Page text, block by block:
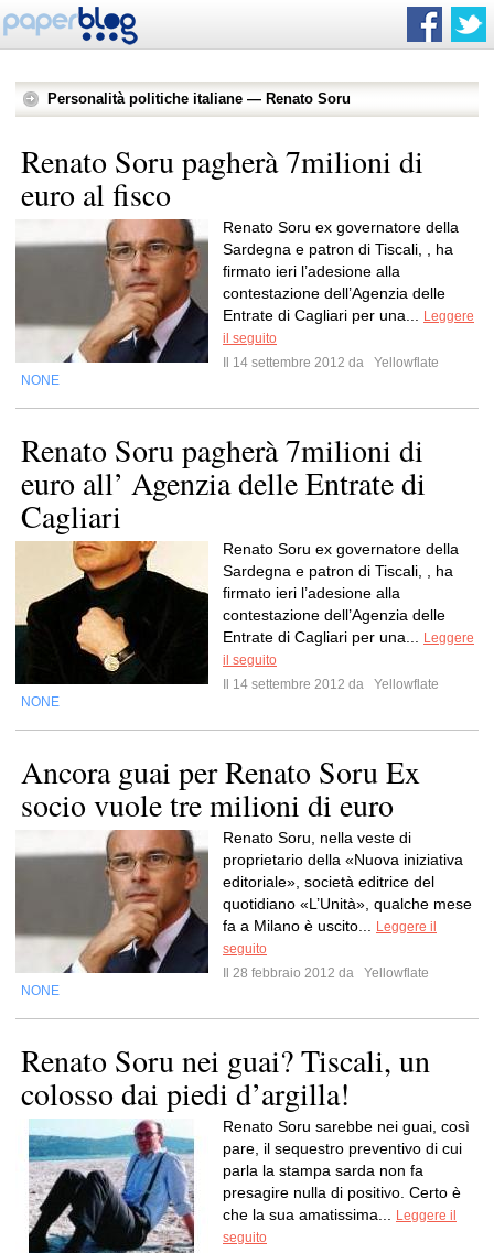
Personalità politiche italiane — Renato Soru
Renato Soru pagherà 7milioni di
euro al fisco
Renato Soru ex governatore della
Sardegna e patron di Tiscali, , ha
firmato ieri l’adesione alla
contestazione dell’Agenzia delle
Entrate di Cagliari per una...
Leggere
il seguito
Il 14 settembre 2012 da
Yellowflate
NONE
Renato Soru pagherà 7milioni di
euro all’ Agenzia delle Entrate di
Cagliari
Renato Soru ex governatore della
Sardegna e patron di Tiscali, , ha
firmato ieri l’adesione alla
contestazione dell’Agenzia delle
Entrate di Cagliari per una...
Leggere
il seguito
Il 14 settembre 2012 da
Yellowflate
NONE
Ancora guai per Renato Soru Ex
socio vuole tre milioni di euro
Renato Soru, nella veste di
proprietario della «Nuova iniziativa
editoriale», società editrice del
quotidiano «L’Unità», qualche mese
fa a Milano è uscito...
Leggere il
seguito
Il 28 febbraio 2012 da
Yellowflate
NONE
Renato Soru nei guai? Tiscali, un
colosso dai piedi d’argilla!
Renato Soru sarebbe nei guai, così
pare, il sequestro preventivo di cui
parla la stampa sarda non fa
presagire nulla di positivo. Certo è
che la sua amatissima...
Leggere il
seguito